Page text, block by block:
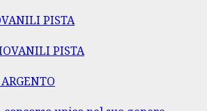
PISTA
PISTA